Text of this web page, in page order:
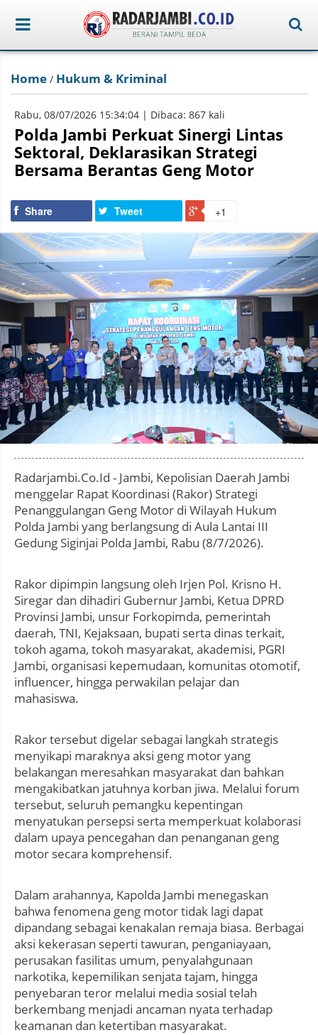
Home / Hukum & Kriminal
Rabu, 08/07/2026 15:34:04 | Dibaca: 867 kali
Polda Jambi Perkuat Sinergi Lintas
Sektoral, Deklarasikan Strategi
Bersama Berantas Geng Motor
Share Tweet +1
Photo by
Radarjambi.Co.Id - Jambi, Kepolisian Daerah Jambi
menggelar Rapat Koordinasi (Rakor) Strategi
Penanggulangan Geng Motor di Wilayah Hukum
Polda Jambi yang berlangsung di Aula Lantai III
Gedung Siginjai Polda Jambi, Rabu (8/7/2026).
Rakor dipimpin langsung oleh Irjen Pol. Krisno H.
Siregar dan dihadiri Gubernur Jambi, Ketua DPRD
Provinsi Jambi, unsur Forkopimda, pemerintah
daerah, TNI, Kejaksaan, bupati serta dinas terkait,
tokoh agama, tokoh masyarakat, akademisi, PGRI
Jambi, organisasi kepemudaan, komunitas otomotif,
influencer, hingga perwakilan pelajar dan
mahasiswa.
Rakor tersebut digelar sebagai langkah strategis
menyikapi maraknya aksi geng motor yang
belakangan meresahkan masyarakat dan bahkan
mengakibatkan jatuhnya korban jiwa. Melalui forum
tersebut, seluruh pemangku kepentingan
menyatukan persepsi serta memperkuat kolaborasi
dalam upaya pencegahan dan penanganan geng
motor secara komprehensif.
Dalam arahannya, Kapolda Jambi menegaskan
bahwa fenomena geng motor tidak lagi dapat
dipandang sebagai kenakalan remaja biasa. Berbagai
aksi kekerasan seperti tawuran, penganiayaan,
perusakan fasilitas umum, penyalahgunaan
narkotika, kepemilikan senjata tajam, hingga
penyebaran teror melalui media sosial telah
berkembang menjadi ancaman nyata terhadap
keamanan dan ketertiban masyarakat.